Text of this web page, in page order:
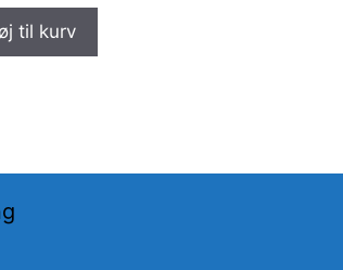
til kurv